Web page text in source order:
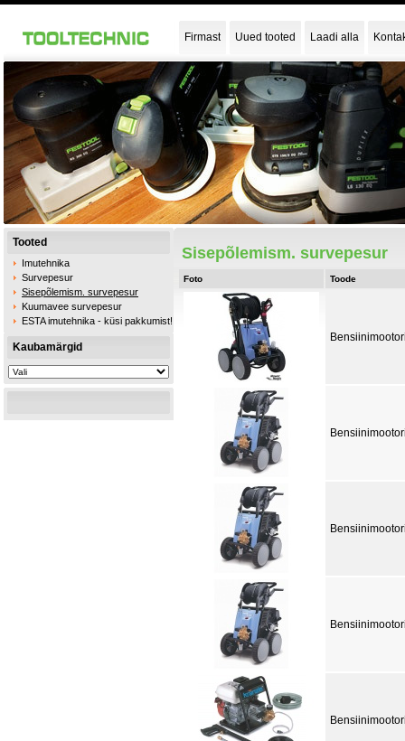
Firmast Uued tooted Laadi alla
Tooted
Imutehnika
Survepesur
Sisepõlemism. survepesur
Kuumavee survepesur
ESTA imutehnika - küsi pakkumist!
Kaubamärgid
Sisepõlemism. survepesur
Foto Toode